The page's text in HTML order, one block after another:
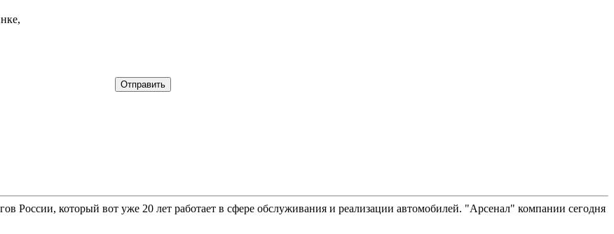
который вот уже 20 лет работает в сфере обслуживания и реализации автомобилей. "Арсенал" компании сегодня